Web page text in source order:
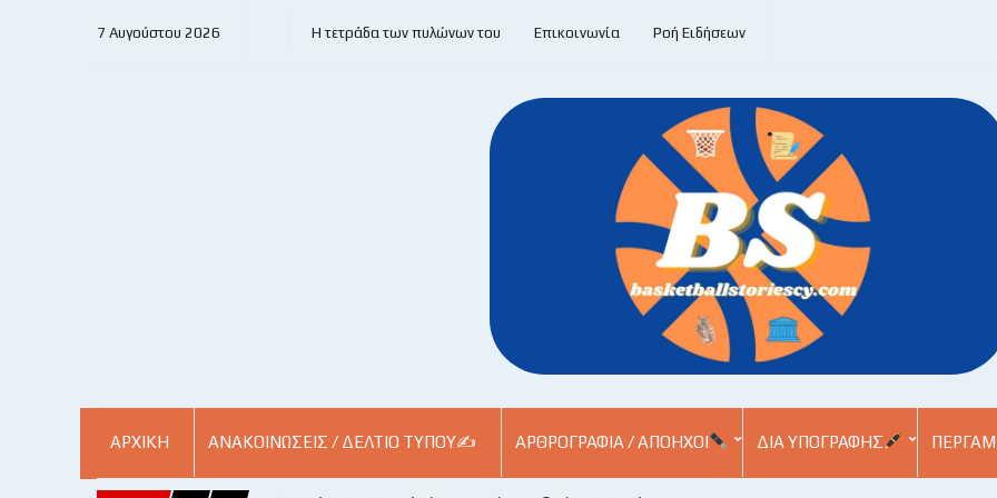
7 Αυγούστου 2026 Η τετράδα των πυλώνων του Επικοινωνία Ροή Ειδήσεων
ΑΡΧΙΚΗ ΑΝΑΚΟΙΝΏΣΕΙΣ / ΔΕΛΤΊΟ ΤΎΠΟΥ✍ ΑΡΘΡΟΓΡΑΦΊΑ / ΑΠΌΗΧΟΙ ΔΙΑ ΥΠΟΓΡΑΦΉΣ